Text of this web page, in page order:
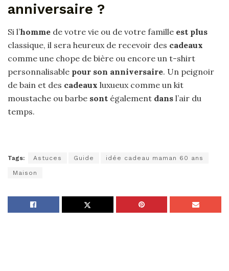
anniversaire ?
Si l’homme de votre vie ou de votre famille est plus
classique, il sera heureux de recevoir des cadeaux
comme une chope de bière ou encore un t-shirt
personnalisable pour son anniversaire. Un peignoir
de bain et des cadeaux luxueux comme un kit
moustache ou barbe sont également dans l’air du
temps.
Tags: Astuces Guide idée cadeau maman 60 ans
Maison